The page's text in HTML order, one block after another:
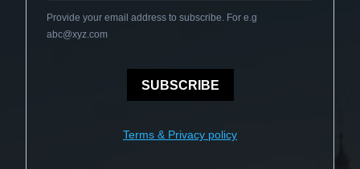
Provide your email address to subscribe. For e.g
abc@xyz.com
SUBSCRIBE
Terms & Privacy policy